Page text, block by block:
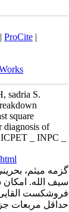
| ProCite |
sadria S.
square
diagnosis of
_ INPC _
گزمه میثم،
سیف الله.
فروشکست
حداقل مربعات